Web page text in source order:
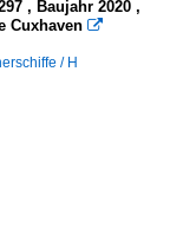
, Baujahr 2020 ,
Cuxhaven 
/ H